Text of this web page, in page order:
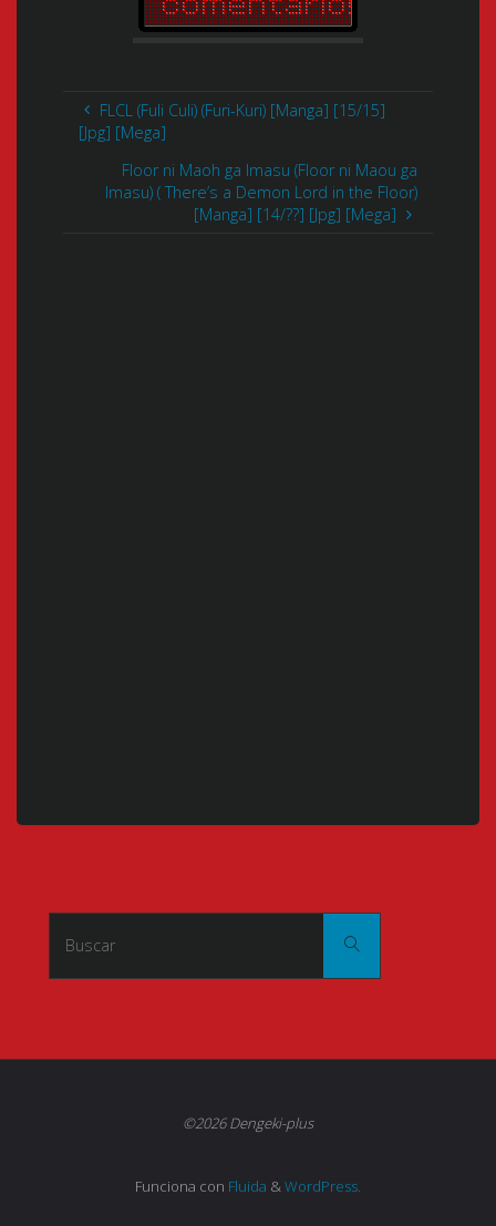
FLCL (Fuli Culi) (Furi-Kuri) [Manga] [15/15]
[Jpg] [Mega]
Floor ni Maoh ga Imasu (Floor ni Maou ga
Imasu) ( There’s a Demon Lord in the Floor)
[Manga] [14/??] [Jpg] [Mega]
Buscar
©2026 Dengeki-plus
Funciona con Fluida &WordPress.